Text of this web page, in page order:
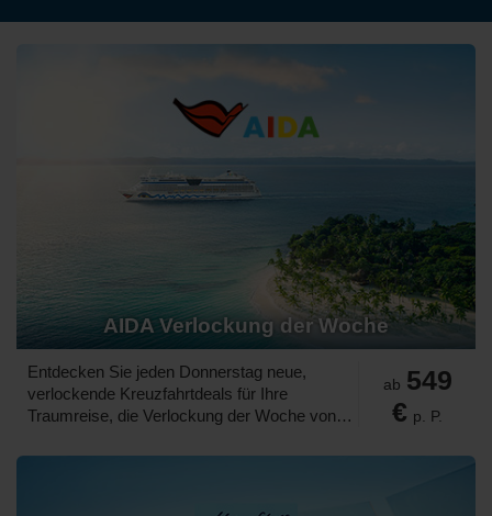
AIDA Verlockung der Woche
Entdecken Sie jeden Donnerstag neue,
verlockende Kreuzfahrtdeals für Ihre
Traumreise, die Verlockung der Woche von
attraktiven Angeboten, die Ihre nächste
ab 549
€ p. P.